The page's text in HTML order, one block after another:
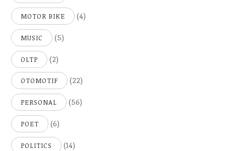
MOTOR BIKE (4)
MUSIC (5)
OLTP (2)
OTOMOTIF (22)
PERSONAL (56)
POET (6)
POLITICS (14)